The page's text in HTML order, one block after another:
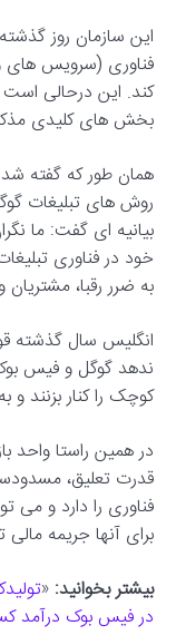
فناوری (سرویس های
کند. این درحالی است
بخش های کلیدی
همان طور که گفته شد
روش های تبلیغات
بیانیه ای گفت: ما
خود در فناوری
به ضرر رقبا،
انگلیس سال گذشته
ندهد گوگل و فیس
کوچک را کنار بزنند
قدرت تعلیق،
فناوری را دارد و می
برای آنها جریمه مالی
بیشتر بخوانید: «
در فیس بوک درآمد